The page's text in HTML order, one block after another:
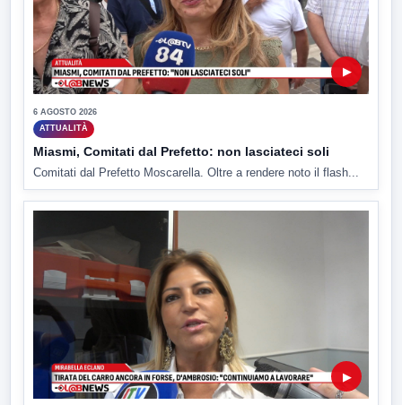
▶
6 AGOSTO 2026
ATTUALITÀ
Miasmi, Comitati dal Prefetto: non lasciateci soli
Comitati dal Prefetto Moscarella. Oltre a rendere noto il flash...
▶